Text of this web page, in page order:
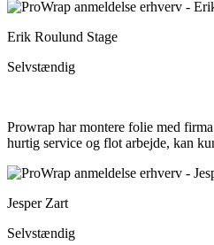
Erik Roulund Stage
Selvstændig
Prowrap har montere folie med
hurtig service og flot arbejde, kan
Jesper Zart
Selvstændig